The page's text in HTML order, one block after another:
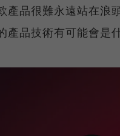
產品很難永遠站在浪
產品技術有可能會是